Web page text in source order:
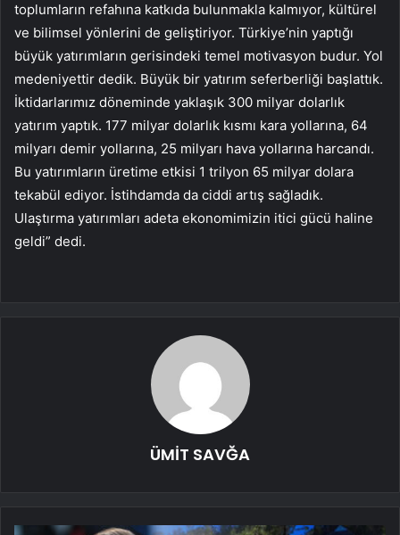
toplumların refahına katkıda bulunmakla kalmıyor, kültürel
ve bilimsel yönlerini de geliştiriyor. Türkiye’nin yaptığı
büyük yatırımların gerisindeki temel motivasyon budur. Yol
medeniyettir dedik. Büyük bir yatırım seferberliği başlattık.
İktidarlarımız döneminde yaklaşık 300 milyar dolarlık
yatırım yaptık. 177 milyar dolarlık kısmı kara yollarına, 64
milyarı demir yollarına, 25 milyarı hava yollarına harcandı.
Bu yatırımların üretime etkisi 1 trilyon 65 milyar dolara
tekabül ediyor. İstihdamda da ciddi artış sağladık.
Ulaştırma yatırımları adeta ekonomimizin itici gücü haline
geldi” dedi.
ÜMİT SAVĞA